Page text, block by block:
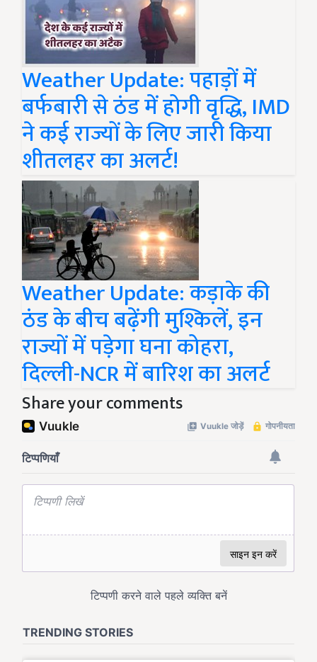
Weather Update: पहाड़ों में
बर्फबारी से ठंड में होगी वृद्धि, IMD
ने कई राज्यों के लिए जारी किया
शीतलहर का अलर्ट!
Weather Update: कड़ाके की
ठंड के बीच बढ़ेंगी मुश्किलें, इन
राज्यों में पड़ेगा घना कोहरा,
दिल्ली-NCR में बारिश का अलर्ट
Share your comments